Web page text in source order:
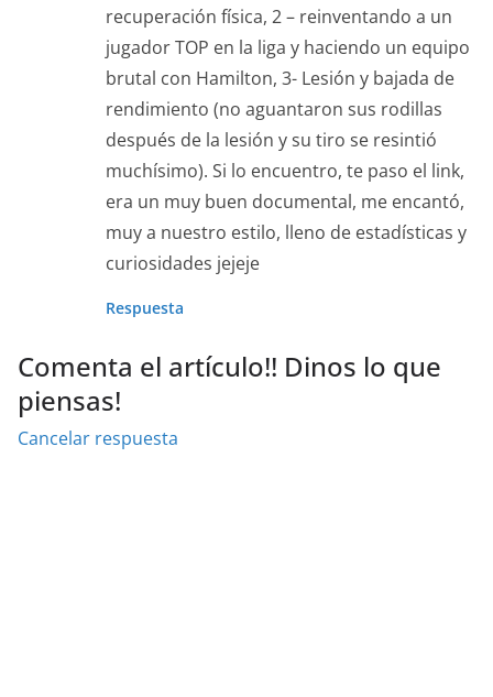
recuperación física, 2 – reinventando a un
jugador TOP en la liga y haciendo un equipo
brutal con Hamilton, 3- Lesión y bajada de
rendimiento (no aguantaron sus rodillas
después de la lesión y su tiro se resintió
muchísimo). Si lo encuentro, te paso el link,
era un muy buen documental, me encantó,
muy a nuestro estilo, lleno de estadísticas y
curiosidades jejeje
Respuesta
Comenta el artículo!! Dinos lo que
piensas!
Cancelar respuesta